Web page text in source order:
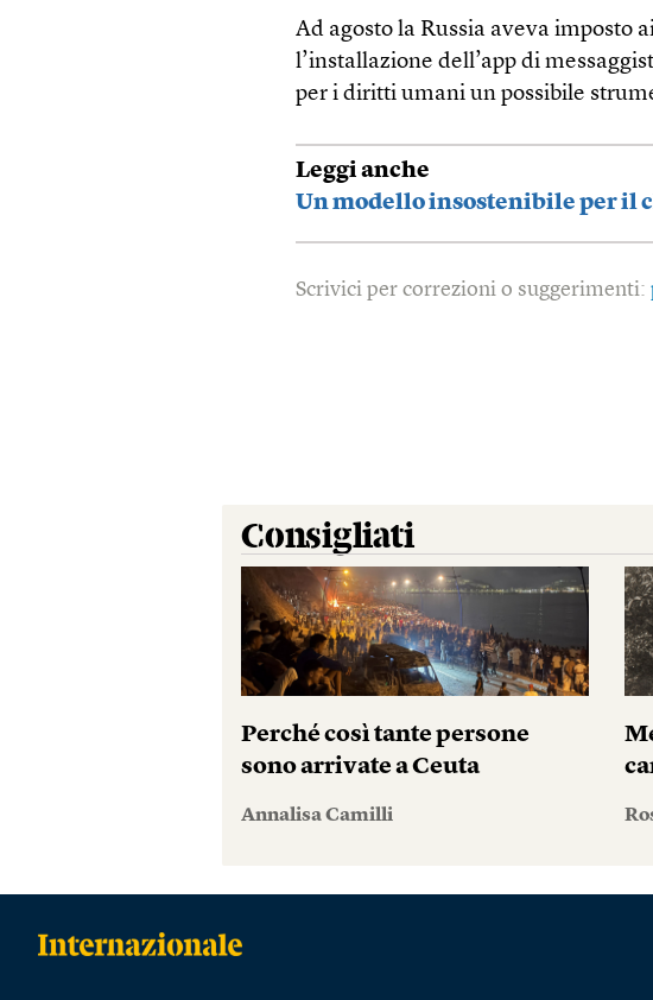
Ad agosto la Russia aveva imposto
l’installazione dell’app di
per i diritti umani un possibile
Leggi anche
Un modello insostenibile per il
Scrivici per correzioni o suggerimenti:
Consigliati
Perché così tante persone
sono arrivate a Ceuta
Annalisa Camilli